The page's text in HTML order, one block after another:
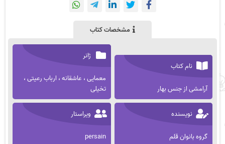
مشخصات کتاب
نام کتاب
آرامشی از جنس بهار
ژانر
معمایی ، عاشقانه ، ارباب رعیتی ،
تخیلی
نویسنده
گروه بانوان قلم
ویراستار
persain